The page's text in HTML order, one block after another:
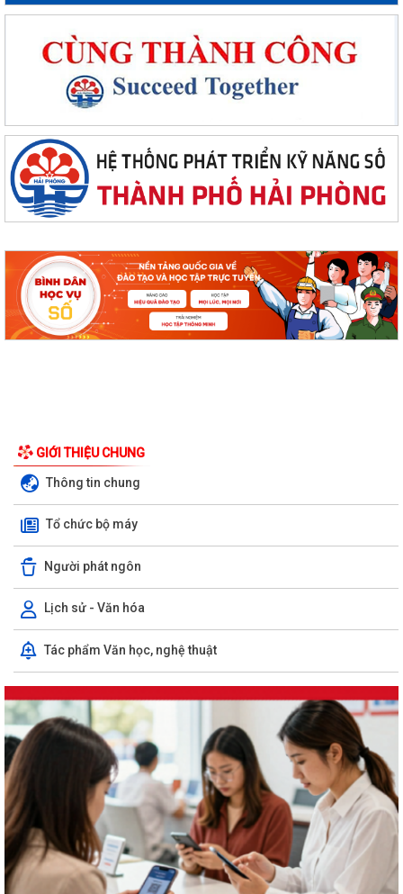
GIỚI THIỆU CHUNG
Thông tin chung
Tổ chức bộ máy
Người phát ngôn
Lịch sử - Văn hóa
Tác phẩm Văn học, nghệ thuật